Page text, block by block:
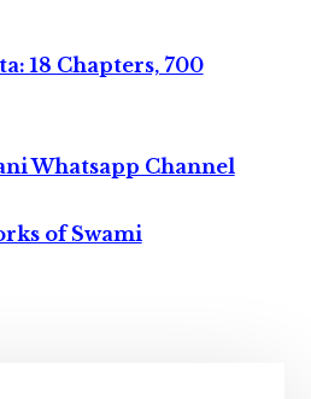
18 Chapters, 700
Whatsapp Channel
of Swami